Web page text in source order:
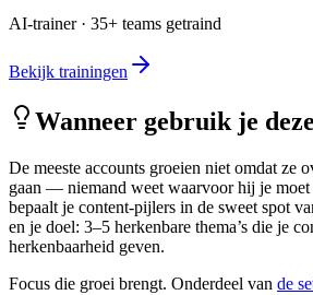
AI-trainer · 35+ teams getraind
Bekijk trainingen
Wanneer gebruik je
De meeste accounts groeien niet omdat ze
gaan — niemand weet waarvoor hij je
bepaalt je content-pijlers in de sweet spot
en je doel: 3–5 herkenbare thema’s die je
herkenbaarheid geven.
Focus die groei brengt. Onderdeel van de